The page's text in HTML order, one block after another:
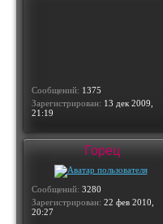
Сообщений: 1375
Зарегистрирован: 13 дек 2009,
21:19
Горец
Сообщений: 3280
Зарегистрирован: 22 фев 2010,
20:27